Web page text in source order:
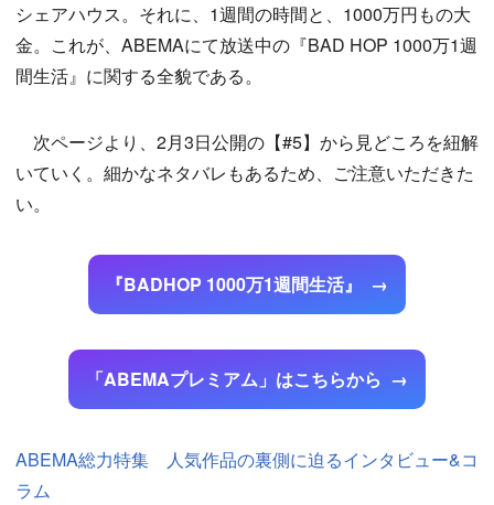
シェアハウス。それに、1週間の時間と、1000万円もの大
金。これが、ABEMAにて放送中の『BAD HOP 1000万1週
間生活』に関する全貌である。
次ページより、2月3日公開の【#5】から見どころを紐解
いていく。細かなネタバレもあるため、ご注意いただきた
い。
『BADHOP 1000万1週間生活』
「ABEMAプレミアム」はこちらから
ABEMA総力特集 人気作品の裏側に迫るインタビュー&コ
ラム